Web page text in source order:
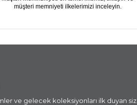
müşteri memniyeti ilkelerimizi inceleyin.
ve gelecek koleksiyonları ilk duyan siz